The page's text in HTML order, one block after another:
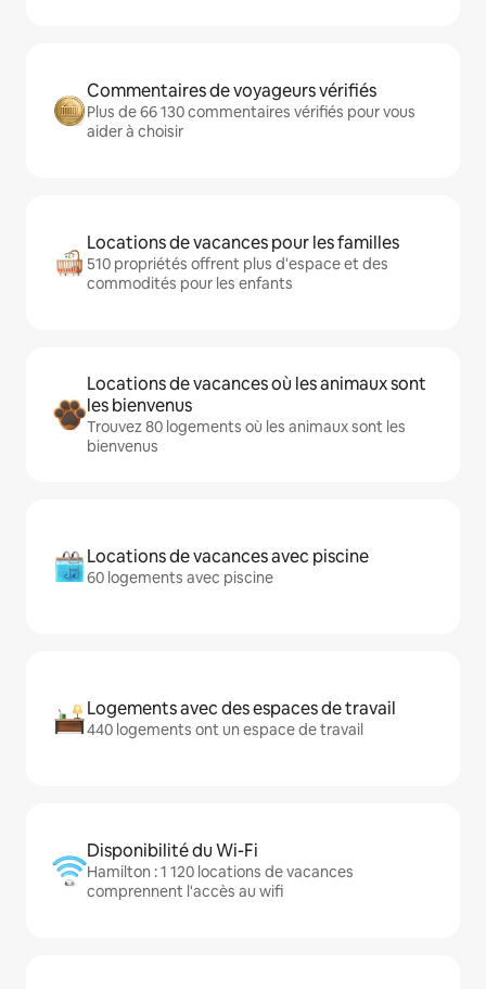
Commentaires de voyageurs vérifiés
Plus de 66 130 commentaires vérifiés pour vous
aider à choisir
Locations de vacances pour les familles
510 propriétés offrent plus d'espace et des
commodités pour les enfants
Locations de vacances où les animaux sont
les bienvenus
Trouvez 80 logements où les animaux sont les
bienvenus
Locations de vacances avec piscine
60 logements avec piscine
Logements avec des espaces de travail
440 logements ont un espace de travail
Disponibilité du Wi-Fi
Hamilton : 1 120 locations de vacances
comprennent l'accès au wifi